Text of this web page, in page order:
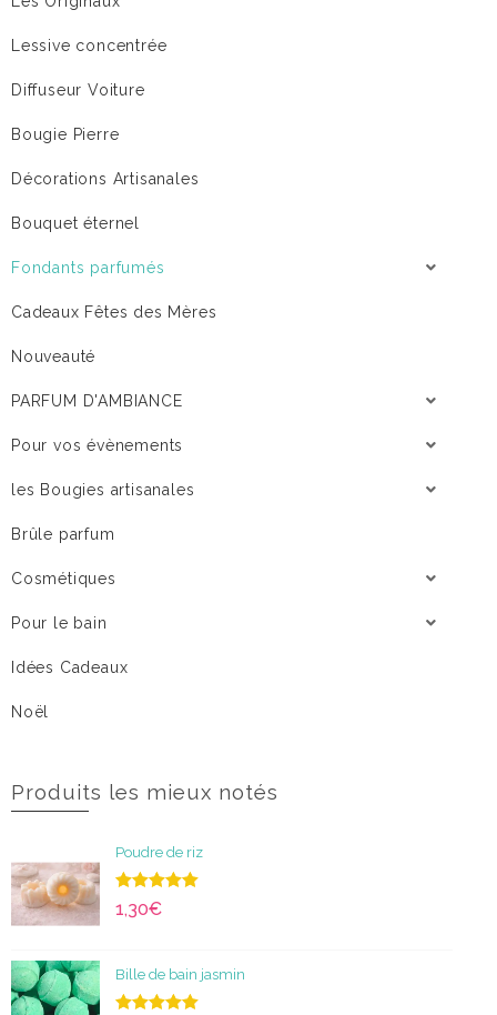
Lessive concentrée
Diffuseur Voiture
Bougie Pierre
Décorations Artisanales
Bouquet éternel
Fondants parfumés
Cadeaux Fêtes des Mères
Nouveauté
PARFUM D'AMBIANCE
Pour vos évènements
les Bougies artisanales
Brûle parfum
Cosmétiques
Pour le bain
Idées Cadeaux
Noël
Produits les mieux notés
Poudre de riz
Note 5.00
sur 5
1,30€
Bille de bain jasmin